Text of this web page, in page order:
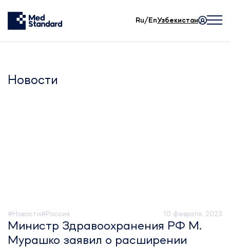
Ru/EnУзбекистан
Новости
#Новости#Россия 10 февраля, 2023
Министр Здравоохранения РФ М.
Мурашко заявил о расширении